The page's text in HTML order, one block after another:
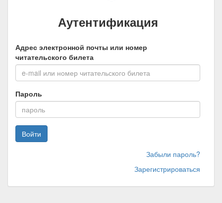
Аутентификация
Адрес электронной почты или номер
читательского билета
Пароль
Войти
Забыли пароль?
Зарегистрироваться